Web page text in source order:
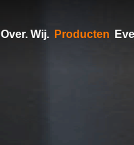
Over. Wij. Producten